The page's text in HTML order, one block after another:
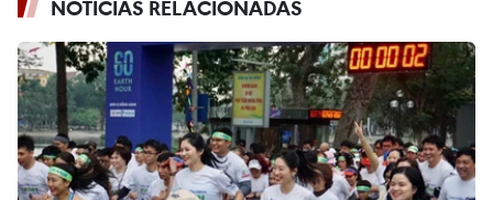
NOTICIAS RELACIONADAS